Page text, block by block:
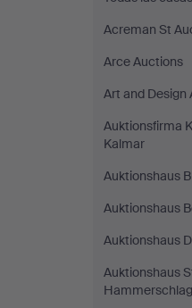
Acreman St
Arce Auctions
Art and Design
Auktionsfirma
Kalmar
Auktionshaus
Auktionshaus
Auktionshaus
Auktionshaus
Hammerschlag